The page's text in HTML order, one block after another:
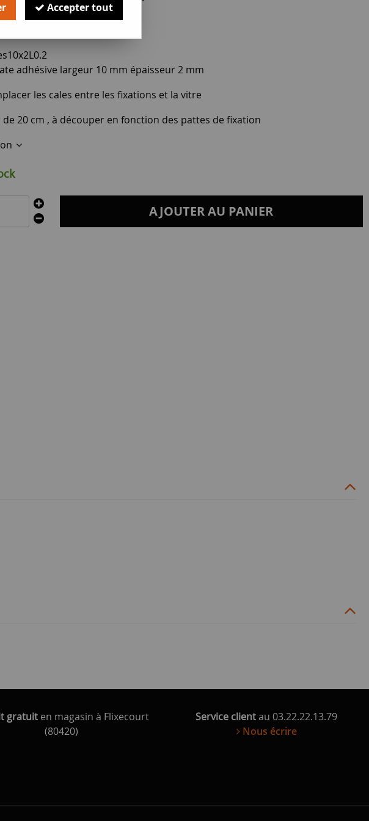
€ TTC
adhésive largeur 10 mm épaisseur 2 mm
les cales entre les fixations et la vitre
20 cm , à découper en fonction des pattes de fixation
AJOUTER AU PANIER
gratuit en magasin à Flixecourt
(80420)
Service clientau 03.22.22.13.79
Nous écrire
Accepter tout